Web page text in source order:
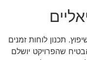
תכנון לוחות זמנים
שהפרויקט יושלם